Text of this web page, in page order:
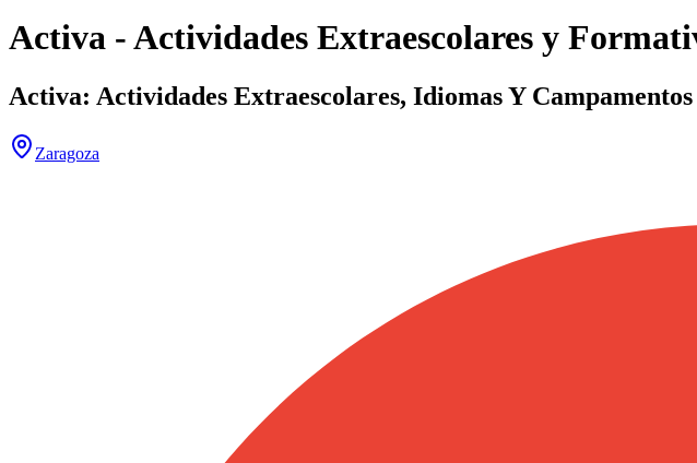
Activa - Actividades Extraescolares y
Activa: Actividades Extraescolares, Idiomas Y Campamentos
Zaragoza